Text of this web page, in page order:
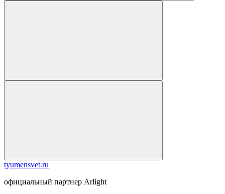
tyumensvet.ru
официальный партнер Arlight